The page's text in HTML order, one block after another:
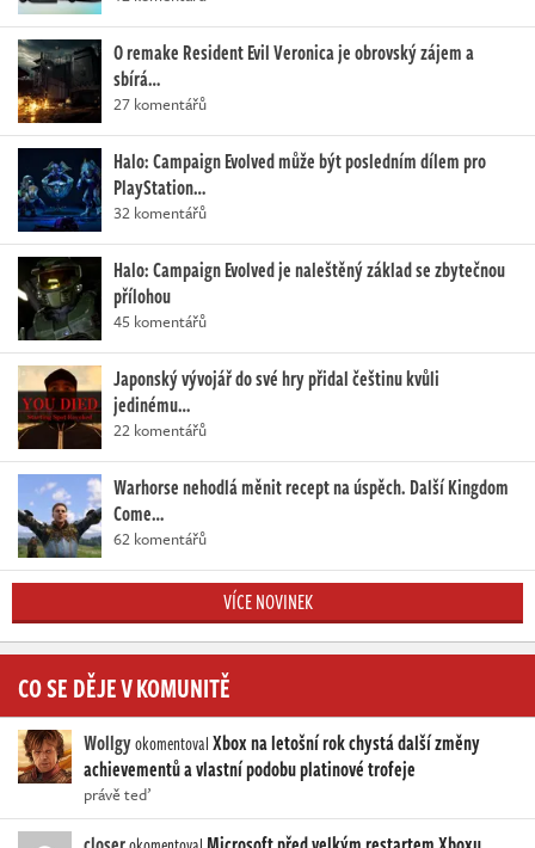
O remake Resident Evil Veronica je obrovský zájem a
sbírá…
27 komentářů
Halo: Campaign Evolved může být posledním dílem pro
PlayStation…
32 komentářů
Halo: Campaign Evolved je naleštěný základ se zbytečnou
přílohou
45 komentářů
Japonský vývojář do své hry přidal češtinu kvůli
jedinému…
22 komentářů
Warhorse nehodlá měnit recept na úspěch. Další Kingdom
Come…
62 komentářů
VÍCE NOVINEK
CO SE DĚJE V KOMUNITĚ
WollgyokomentovalXbox na letošní rok chystá další změny
achievementů a vlastní podobu platinové trofeje
právě teď